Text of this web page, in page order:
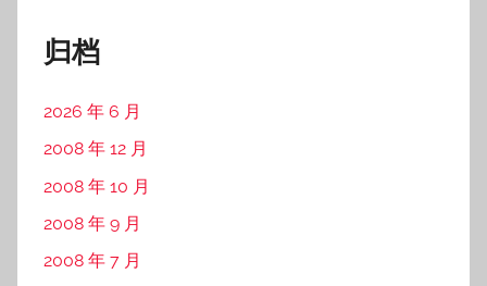
归档
2026 年 6 月
2008 年 12 月
2008 年 10 月
2008 年 9 月
2008 年 7 月